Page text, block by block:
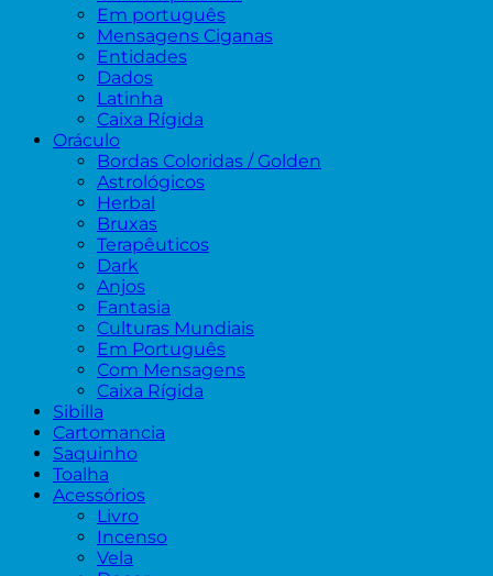
Em português
Mensagens Ciganas
Entidades
Dados
Latinha
Caixa Rígida
Oráculo
Bordas Coloridas / Golden
Astrológicos
Herbal
Bruxas
Terapêuticos
Dark
Anjos
Fantasia
Culturas Mundiais
Em Português
Com Mensagens
Caixa Rígida
Sibilla
Cartomancia
Saquinho
Toalha
Acessórios
Livro
Incenso
Vela